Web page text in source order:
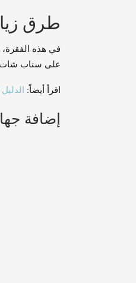
طرق
في هذه الفقرة،
على سناب
اقرأ أيضاً:
إضافة